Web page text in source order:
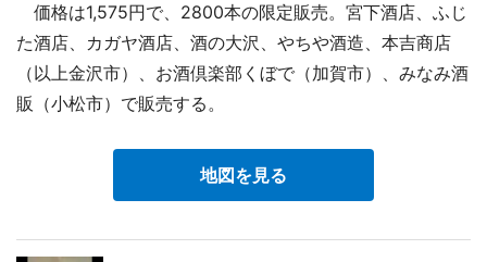
価格は1,575円で、2800本の限定販売。宮下酒店、ふじ
た酒店、カガヤ酒店、酒の大沢、やちや酒造、本吉商店
（以上金沢市）、お酒倶楽部くぼで（加賀市）、みなみ酒
販（小松市）で販売する。
地図を見る